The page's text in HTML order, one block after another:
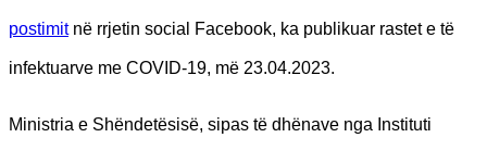
postimitnë rrjetin social Facebook, ka publikuar rastet e të
infektuarve me COVID-19, më 23.04.2023.
Ministria e Shëndetësisë, sipas të dhënave nga Instituti